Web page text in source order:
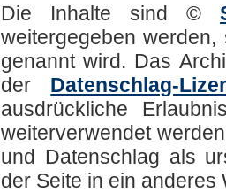
Die Inhalte sind ©
weitergegeben
genannt wird. Das
der Datenschlag-
ausdrückliche
weiterverwendet
und Datenschlag als
der Seite in ein